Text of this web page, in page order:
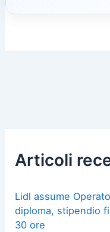
Articoli
Lidl assume
diploma, stipendio
30 ore